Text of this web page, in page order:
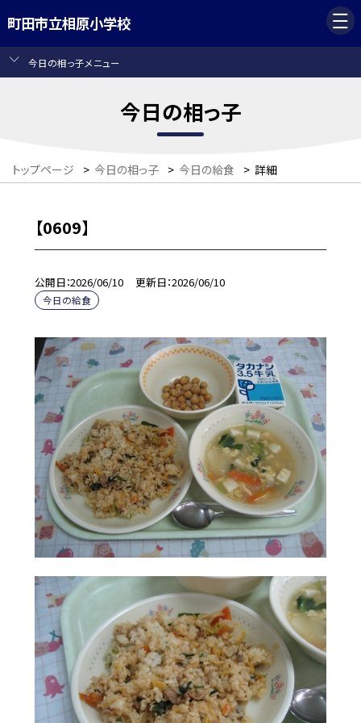
町田市立相原小学校
今日の相っ子メニュー
今日の相っ子
トップページ > 今日の相っ子 > 今日の給食 > 詳細
【0609】
公開日 2026/06/10 更新日 2026/06/10
今日の給食